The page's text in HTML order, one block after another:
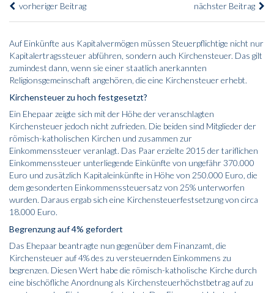
Impressum
vorheriger Beitrag nächster Beitrag
Auf Einkünfte aus Kapitalvermögen müssen Steuerpflichtige nicht nur
Kapitalertragssteuer abführen, sondern auch Kirchensteuer. Das gilt
zumindest dann, wenn sie einer staatlich anerkannten
Religionsgemeinschaft angehören, die eine Kirchensteuer erhebt.
Kirchensteuer zu hoch festgesetzt?
Ein Ehepaar zeigte sich mit der Höhe der veranschlagten
Kirchensteuer jedoch nicht zufrieden. Die beiden sind Mitglieder der
römisch-katholischen Kirchen und zusammen zur
Einkommenssteuer veranlagt. Das Paar erzielte 2015 der tariflichen
Einkommenssteuer unterliegende Einkünfte von ungefähr 370.000
Euro und zusätzlich Kapitaleinkünfte in Höhe von 250.000 Euro, die
dem gesonderten Einkommenssteuersatz von 25% unterworfen
wurden. Daraus ergab sich eine Kirchensteuerfestsetzung von circa
18.000 Euro.
Begrenzung auf 4% gefordert
Das Ehepaar beantragte nun gegenüber dem Finanzamt, die
Kirchensteuer auf 4% des zu versteuernden Einkommens zu
begrenzen. Diesen Wert habe die römisch-katholische Kirche durch
eine bischöfliche Anordnung als Kirchensteuerhöchstbetrag auf zu